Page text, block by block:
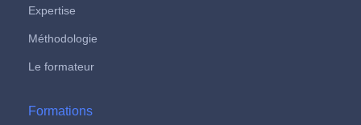
Expertise
Méthodologie
Le formateur
Formations